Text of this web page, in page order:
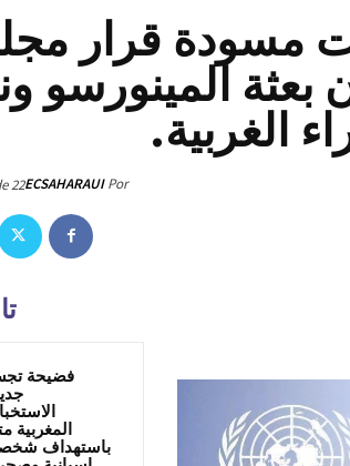
مسودة قرار
بعثة المينورسو
الغربية.
Por
ECSAHARAUI22 de أكتوبر de 2021
فضيحة
المغربية
باستهداف